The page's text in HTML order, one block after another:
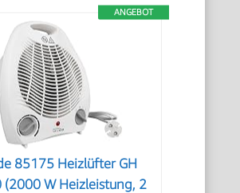
ANGEBOT
85175 Heizlüfter GH
(2000 W Heizleistung, 2